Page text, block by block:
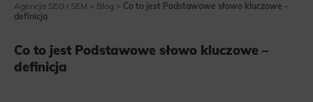
Agencja SEO i SEM > Blog > Co to jest Podstawowe słowo kluczowe –
definicja
Co to jest Podstawowe słowo kluczowe –
definicja